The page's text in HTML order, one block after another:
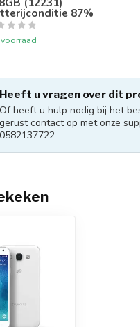
87%
Heeft u vragen over dit
Of heeft u hulp nodig bij het
gerust contact op met onze
0582137722